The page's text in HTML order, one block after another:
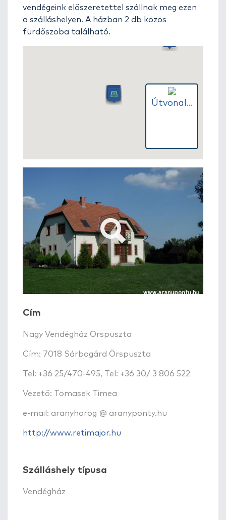
vendégeink előszeretettel szállnak meg ezen
a szálláshelyen. A házban 2 db közös
fürdőszoba található.
Útvonal...
Cím
Nagy Vendégház Örspuszta
Cím: 7018 Sárbogárd Örspuszta
Tel: +36 25/470-495, Tel: +36 30/ 3 806 522
Vezető: Tomasek Timea
e-mail: aranyhorog @ aranyponty.hu
http://www.retimajor.hu
Szálláshely típusa
Vendégház